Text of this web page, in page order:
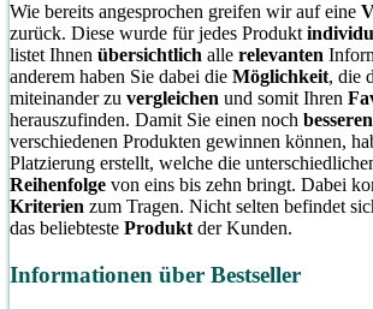
Wie bereits angesprochen greifen wir auf eine
zurück. Diese wurde für jedes Produkt
listet Ihnen übersichtlich alle relevanten
anderem haben Sie dabei die Möglichkeit, die
miteinander zu vergleichen und somit Ihren
herauszufinden. Damit Sie einen noch
verschiedenen Produkten gewinnen können,
Platzierung erstellt, welche die
Reihenfolge von eins bis zehn bringt. Dabei
Kriterien zum Tragen. Nicht selten befindet
das beliebteste Produkt der Kunden.
Informationen über Bestseller